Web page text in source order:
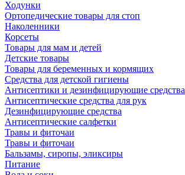
Ходунки
Ортопедические товары для стоп
Наколенники
Корсеты
Товары для мам и детей
Детские товары
Товары для беременных и кормящих
Средства для детской гигиены
Антисептики и дезинфицирующие средства
Антисептические средства для рук
Дезинфицирующие средства
Антисептические салфетки
Травы и фиточаи
Травы и фиточаи
Бальзамы, сиропы, эликсиры
Питание